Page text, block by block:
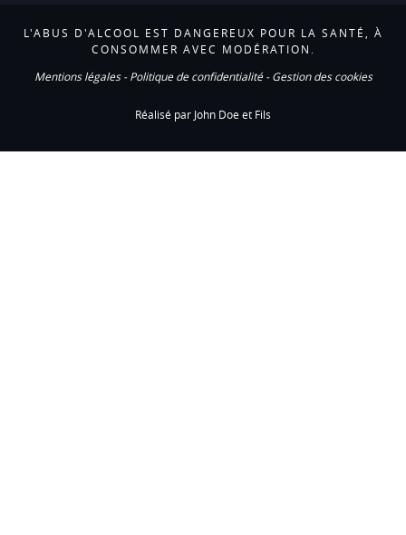
L'ABUS D'ALCOOL EST DANGEREUX POUR LA SANTÉ, À
CONSOMMER AVEC MODÉRATION.
Mentions légales-Politique de confidentialité-Gestion des cookies
Réalisé par John Doe et Fils